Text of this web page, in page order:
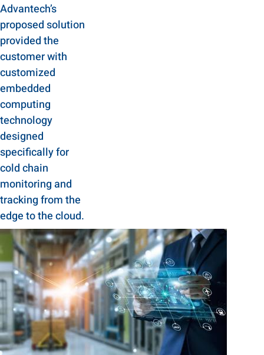
Advantech’s
proposed solution
provided the
customer with
customized
embedded
computing
technology
designed
specifically for
cold chain
monitoring and
tracking from the
edge to the cloud.